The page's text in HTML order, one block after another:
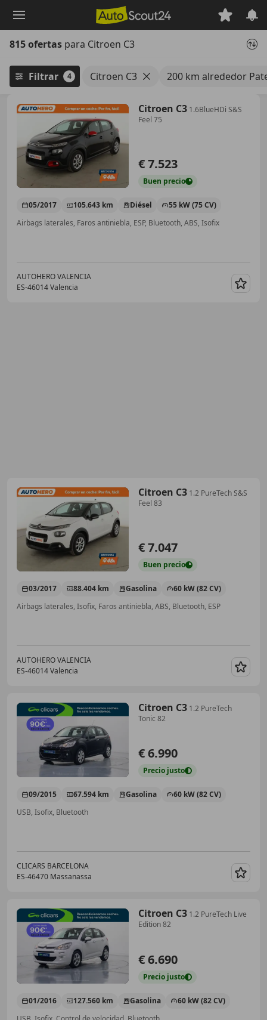
principal
815 ofertas para Citroen C3
Filtrar 4 Citroen C3 200 km alrededor
Citroen C3 1.6BlueHDi S&S
Feel 75
€ 7.523
Buen precio
05/2017 105.643 km Diésel
55 kW (75 CV)
Airbags laterales, Faros antiniebla, ESP, Bluetooth, ABS, Isofix
AUTOHERO VALENCIA
ES-46014 Valencia
Citroen C3 1.2 PureTech S&S
Feel 83
€ 7.047
Buen precio
03/2017 88.404 km Gasolina
60 kW (82 CV)
Airbags laterales, Isofix, Faros antiniebla, ABS, Bluetooth, ESP
AUTOHERO VALENCIA
ES-46014 Valencia
Citroen C3 1.2 PureTech
Tonic 82
€ 6.990
Precio justo
09/2015 67.594 km Gasolina
60 kW (82 CV)
USB, Isofix, Bluetooth
CLICARS BARCELONA
ES-46470 Massanassa
Citroen C3 1.2 PureTech Live
Edition 82
€ 6.690
Precio justo
01/2016 127.560 km Gasolina
60 kW (82 CV)